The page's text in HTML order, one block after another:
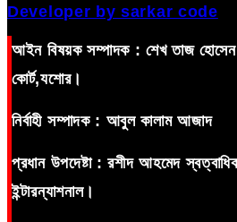
Developer by sarkar code
আইন বিষয়ক সম্পাদক : শেখ তাজ
কোর্ট,যশোর।
নির্বাহী সম্পাদক : আবুল কালাম আজাদ
প্রধান উপদেষ্টা : রশীদ আহমেদ
ইন্টারন্যাশনাল।